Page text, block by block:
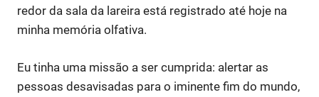
redor da sala da lareira está registrado até hoje na
minha memória olfativa.
Eu tinha uma missão a ser cumprida: alertar as
pessoas desavisadas para o iminente fim do mundo,